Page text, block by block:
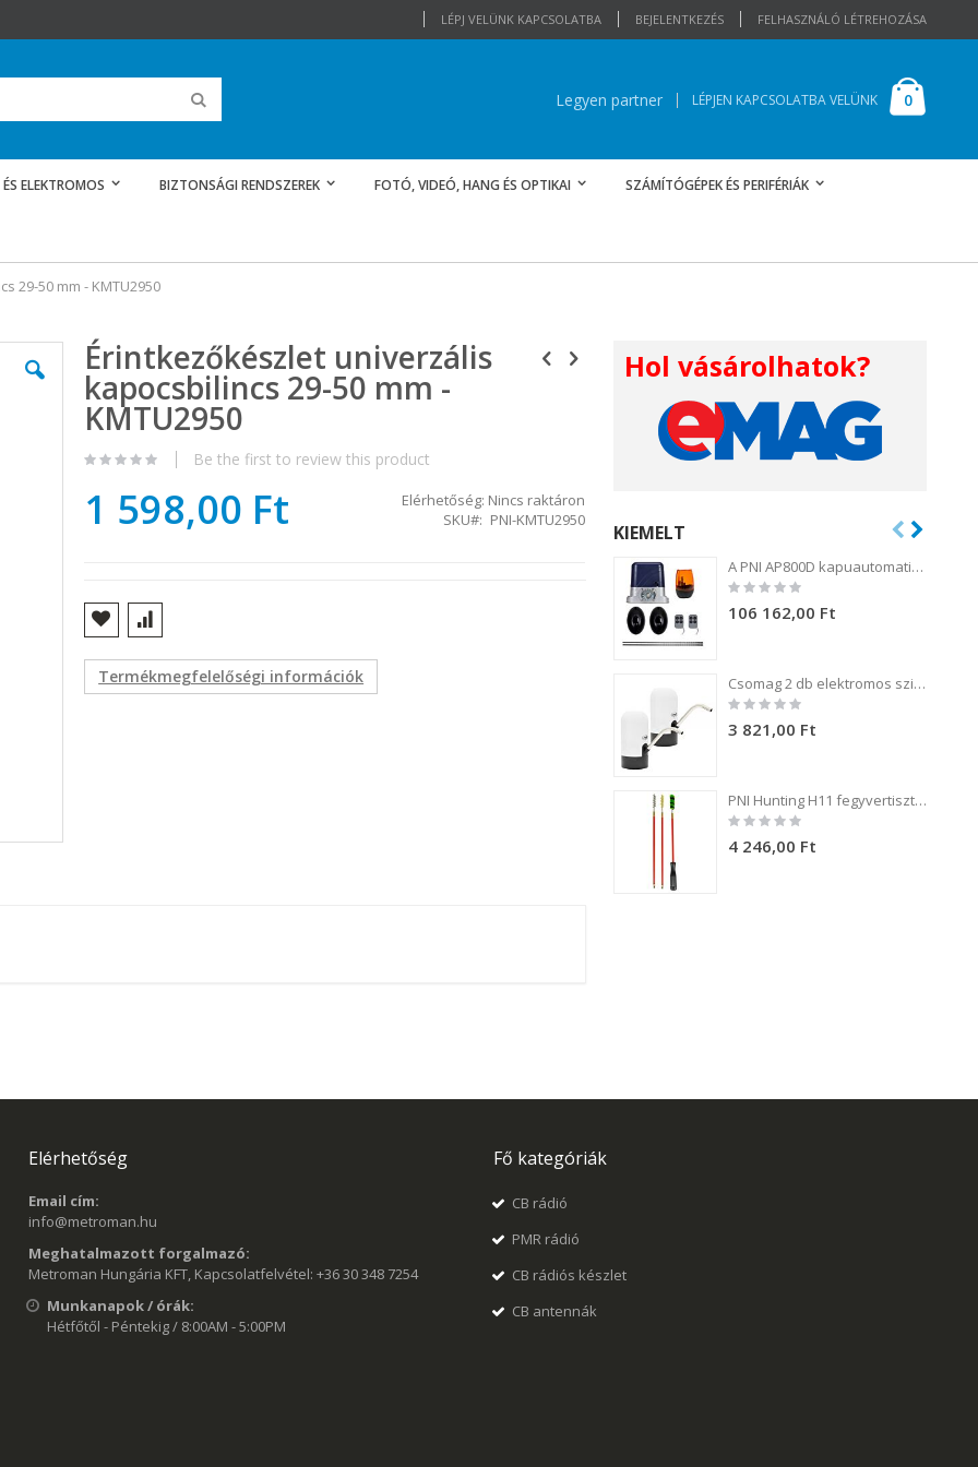
LÉPJ VELÜNK KAPCSOLATBA BEJELENTKEZÉS FELHASZNÁLÓ LÉTREHOZÁSA
0elemek
Legyen partner LÉPJEN KAPCSOLATBA VELÜNK
ELEKTROMOS BIZTONSÁGI RENDSZEREK FOTÓ, VIDEÓ, HANG ÉS OPTIKAI SZÁMÍTÓGÉPEK ÉS PERIFÉRIÁK
29-50 mm - KMTU2950
Érintkezőkészlet univerzális
kapocsbilincs 29-50 mm -
KMTU2950
Be the first to review this product
1 598,00 Ft Elérhetőség: Nincs raktáron
SKU
PNI-KMTU2950
Termékmegfelelőségi információk
Hol vásárolhatok?
KIEMELT
A PNI AP800D kapuautomatizálási készlet 4 m-es fém fogaskerék-motort, fotocellákat, távirányítót, lámpát, 230 V-os 1100 N és 800 kg-os tolókaput tartalmaz.
Rating:
0%
106 162,00 Ft
Csomag 2 db elektromos szivattyú PNI WD100 palackhoz töltés USB-C-n keresztül, 800 mAh akkumulátor, teljesítmény 4W
Rating:
0%
3 821,00 Ft
PNI Hunting H11 fegyvertisztító készlet 3 kefével .54 kaliberű fegyverekhez
Rating:
0%
4 246,00 Ft
Elérhetőség
Email cím:
info@metroman.hu
Meghatalmazott forgalmazó:
Metroman Hungária KFT, Kapcsolatfelvétel: +36 30 348 7254
Munkanapok / órák:
Hétfőtől - Péntekig / 8:00AM - 5:00PM
Fő kategóriák
CB rádió
PMR rádió
CB rádiós készlet
CB antennák